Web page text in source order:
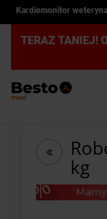
Kardiomonitor
TERAZ TANIEJ!
kg